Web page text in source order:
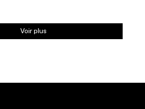
Voir plus